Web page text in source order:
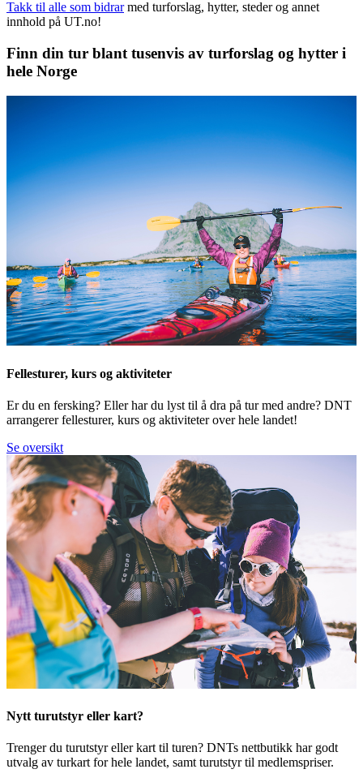
Takk til alle som bidrar med turforslag, hytter, steder og annet
innhold på UT.no!
Finn din tur blant tusenvis av turforslag og hytter i
hele Norge
Fellesturer, kurs og aktiviteter
Er du en fersking? Eller har du lyst til å dra på tur med andre? DNT
arrangerer fellesturer, kurs og aktiviteter over hele landet!
Se oversikt
Nytt turutstyr eller kart?
Trenger du turutstyr eller kart til turen? DNTs nettbutikk har godt
utvalg av turkart for hele landet, samt turutstyr til medlemspriser.